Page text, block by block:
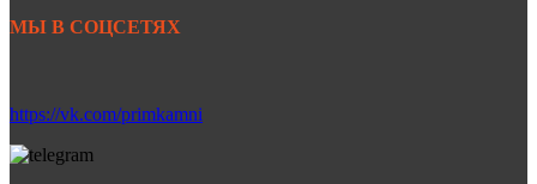
МЫ В СОЦСЕТЯХ
https://vk.com/primkamni